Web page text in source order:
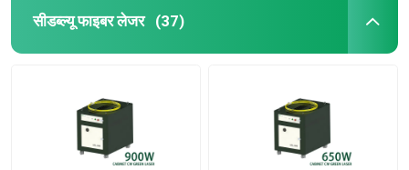
सीडब्ल्यू फाइबर लेजर (37)